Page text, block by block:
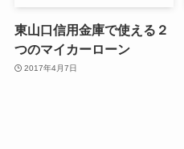
東山口信用金庫で使える２
つのマイカーローン
2017年4月7日